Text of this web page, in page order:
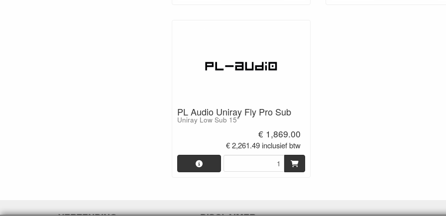
PL Audio Uniray Fly Pro Sub
Uniray Low Sub 15"
€ 1,869.00
€ 2,261.49 inclusief btw
VERZENDING DISCLAIMER